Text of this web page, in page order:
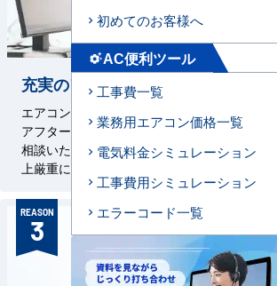
充実のアフターサービス
エアコンセンターAC、メーカー、直工店の3
アフターサービスを対応いたします。お困り
相談いただけるよう、設置した機器・工事状
上厳重に保管しております。
REASON
3
初めてのお客様へ
settings_suggestAC便利ツール
工事費一覧
業務用エアコン価格一覧
電気料金シミュレーション
工事費用シミュレーション
エラーコード一覧